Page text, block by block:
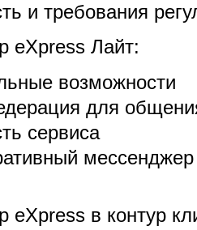
и требования
eXpress Лайт:
возможности
для
сервиса
мессенджер
eXpress в контур